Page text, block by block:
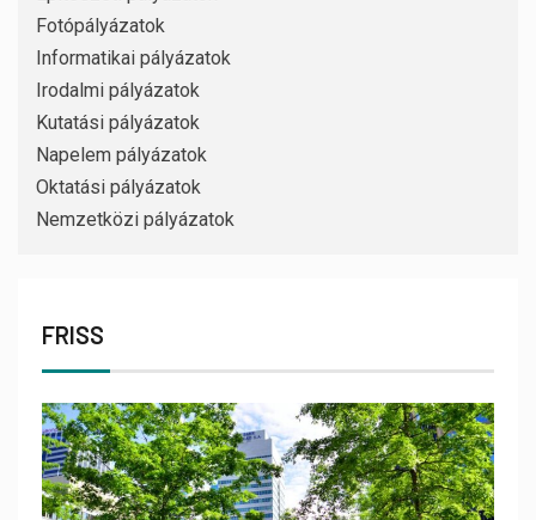
Fotópályázatok
Informatikai pályázatok
Irodalmi pályázatok
Kutatási pályázatok
Napelem pályázatok
Oktatási pályázatok
Nemzetközi pályázatok
FRISS